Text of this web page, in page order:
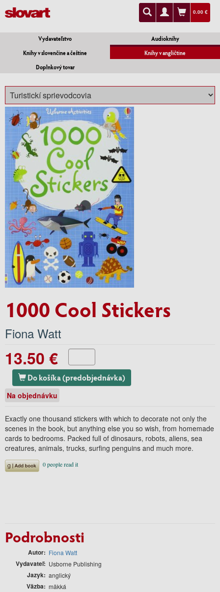
0.00 €
Vydavateľstvo
Audioknihy
Knihy v slovenčine a češtine
Knihy v angličtine
Doplnkový tovar
1000 Cool Stickers
Fiona Watt
13.50 €
Do košíka (predobjednávka)
Na objednávku
Exactly one thousand stickers with which to decorate not only the
scenes in the book, but anything else you so wish, from homemade
cards to bedrooms. Packed full of dinosaurs, robots, aliens, sea
creatures, animals, trucks, surfing penguins and much more.
Podrobnosti
Autor Fiona Watt
Vydavateľ Usborne Publishing
Jazyk anglický
Väzba mäkká